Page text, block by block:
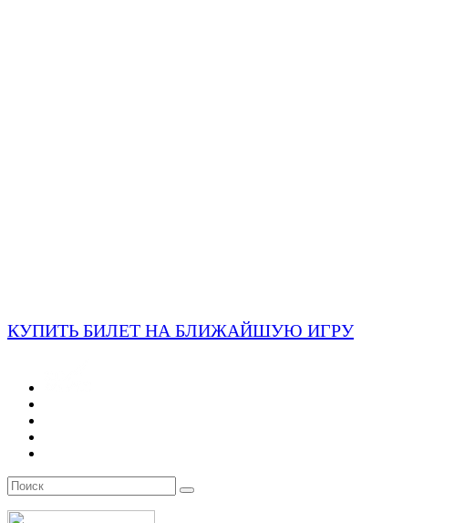
КУПИТЬ БИЛЕТ НА БЛИЖАЙШУЮ ИГРУ